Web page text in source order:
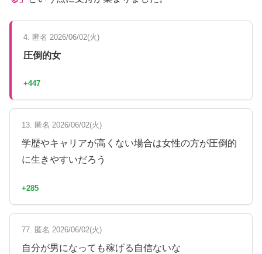
4. 匿名 2026/06/02(火)
圧倒的女
+447
13. 匿名 2026/06/02(火)
学歴やキャリアが高くない場合は女性の方が圧倒的
に生きやすいだろう
+285
77. 匿名 2026/06/02(火)
自分が男になっても稼げる自信ないな